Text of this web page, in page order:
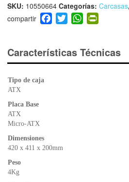
SKU: 10550664 Categorías: Carcasas,
F
a
e
b
T
wi
er
W
h
s
A
ri
e
Características Técnicas
Tipo de caja
ATX
Placa Base
ATX
Micro-ATX
Dimensiones
420 x 411 x 200mm
Peso
4Kg